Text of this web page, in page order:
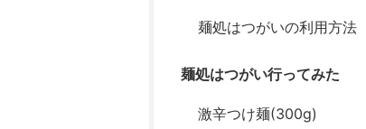
麺処はつがいの利用方法
麺処はつがい行ってみた
激辛つけ麺(300g)